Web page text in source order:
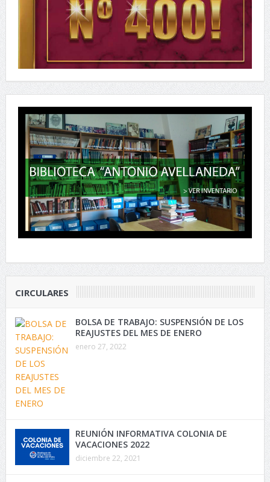
CIRCULARES
BOLSA DE TRABAJO: SUSPENSIÓN DE LOS
REAJUSTES DEL MES DE ENERO
enero 27, 2022
REUNIÓN INFORMATIVA COLONIA DE
VACACIONES 2022
diciembre 22, 2021